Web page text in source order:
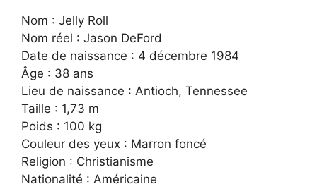
Nom : Jelly Roll
Nom réel : Jason DeFord
Date de naissance : 4 décembre 1984
Âge : 38 ans
Lieu de naissance : Antioch, Tennessee
Taille : 1,73 m
Poids : 100 kg
Couleur des yeux : Marron foncé
Religion : Christianisme
Nationalité : Américaine